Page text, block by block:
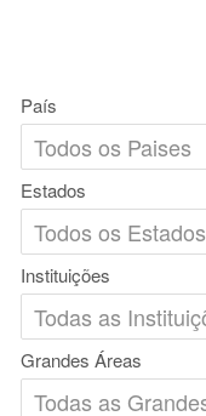
País
Estados
Instituições
Grandes Áreas